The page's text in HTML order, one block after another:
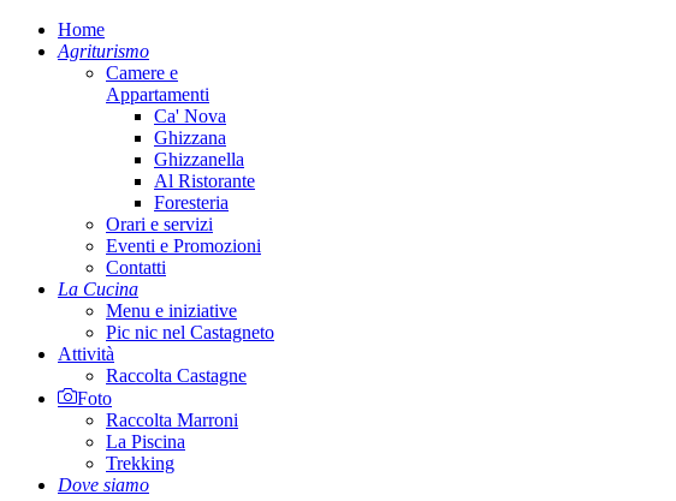
Home
Agriturismo
Camere e
Appartamenti
Ca' Nova
Ghizzana
Ghizzanella
Al Ristorante
Foresteria
Orari e servizi
Eventi e Promozioni
Contatti
La Cucina
Menu e iniziative
Pic nic nel Castagneto
Attività
Raccolta Castagne
Foto
Raccolta Marroni
La Piscina
Trekking
Dove siamo